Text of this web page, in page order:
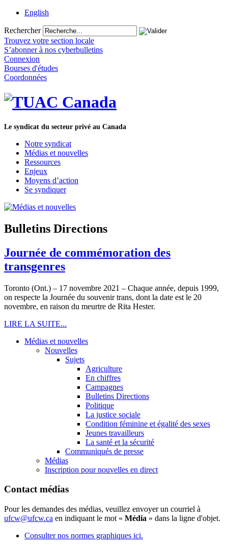
English
Rechercher
Trouvez votre section locale
S’abonner à nos cyberbulletins
Connexion
Bourses d'études
Coordonnées
Le syndicat du secteur privé au Canada
Notre syndicat
Médias et nouvelles
Ressources
Enjeux
Moyens d’action
Se syndiquer
Bulletins Directions
Journée de commémoration des
transgenres
Toronto (Ont.) – 17 novembre 2021 – Chaque année, depuis 1999,
on respecte la Journée du souvenir trans, dont la date est le 20
novembre, en raison du meurtre de Rita Hester.
LIRE LA SUITE...
Médias et nouvelles
Nouvelles
Sujets
Agriculture
En chiffres
Campagnes
Bulletins Directions
Politique
La justice sociale
Condition féminine et égalité des sexes
Jeunes travailleurs
La santé et la sécurité
Communiqués de presse
Médias
Inscription pour nouvelles en direct
Contact médias
Pour les demandes des médias, veuillez envoyer un courriel à
ufcw@ufcw.ca en indiquant le mot « Média » dans la ligne d'objet.
Consulter nos normes graphiques ici.